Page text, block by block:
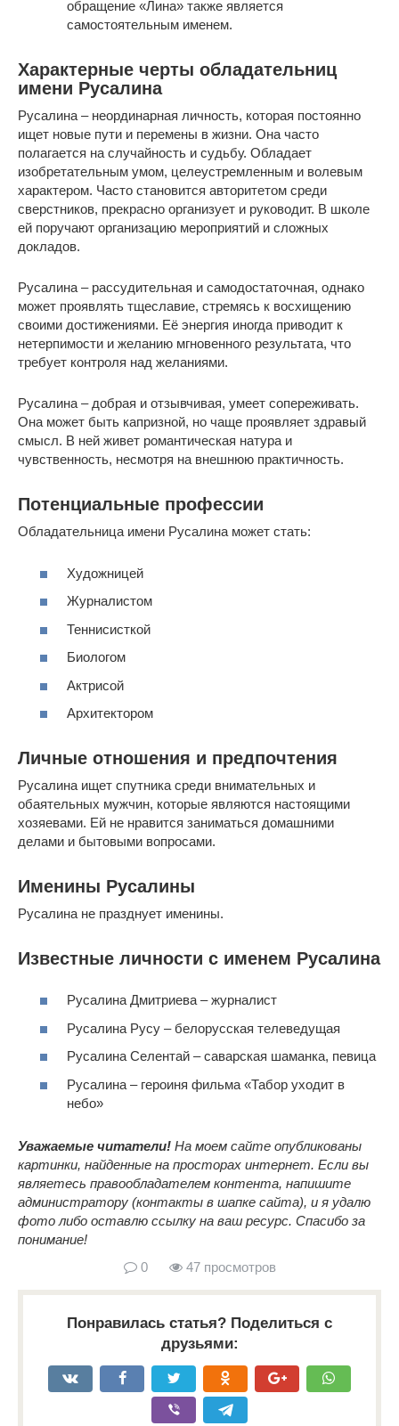
обращение «Лина» также является
самостоятельным именем.
Характерные черты обладательниц
имени Русалина
Русалина – неординарная личность, которая постоянно
ищет новые пути и перемены в жизни. Она часто
полагается на случайность и судьбу. Обладает
изобретательным умом, целеустремленным и волевым
характером. Часто становится авторитетом среди
сверстников, прекрасно организует и руководит. В школе
ей поручают организацию мероприятий и сложных
докладов.
Русалина – рассудительная и самодостаточная, однако
может проявлять тщеславие, стремясь к восхищению
своими достижениями. Её энергия иногда приводит к
нетерпимости и желанию мгновенного результата, что
требует контроля над желаниями.
Русалина – добрая и отзывчивая, умеет сопереживать.
Она может быть капризной, но чаще проявляет здравый
смысл. В ней живет романтическая натура и
чувственность, несмотря на внешнюю практичность.
Потенциальные профессии
Обладательница имени Русалина может стать:
Художницей
Журналистом
Теннисисткой
Биологом
Актрисой
Архитектором
Личные отношения и предпочтения
Русалина ищет спутника среди внимательных и
обаятельных мужчин, которые являются настоящими
хозяевами. Ей не нравится заниматься домашними
делами и бытовыми вопросами.
Именины Русалины
Русалина не празднует именины.
Известные личности с именем Русалина
Русалина Дмитриева – журналист
Русалина Русу – белорусская телеведущая
Русалина Селентай – саварская шаманка, певица
Русалина – героиня фильма «Табор уходит в
небо»
Уважаемые читатели! На моем сайте опубликованы
картинки, найденные на просторах интернет. Если вы
являетесь правообладателем контента, напишите
администратору (контакты в шапке сайта), и я удалю
фото либо оставлю ссылку на ваш ресурс. Спасибо за
понимание!
0
47 просмотров
Понравилась статья? Поделиться с
друзьями: